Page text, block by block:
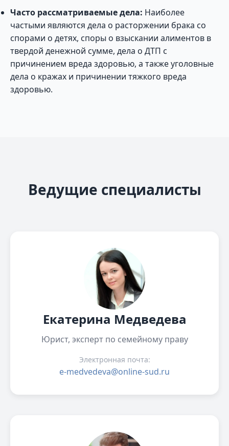
Часто рассматриваемые дела: Наиболее
частыми являются дела о расторжении брака со
спорами о детях, споры о взыскании алиментов в
твердой денежной сумме, дела о ДТП с
причинением вреда здоровью, а также уголовные
дела о кражах и причинении тяжкого вреда
здоровью.
Ведущие специалисты
Екатерина Медведева
Юрист, эксперт по семейному праву
Электронная почта:
e-medvedeva@online-sud.ru